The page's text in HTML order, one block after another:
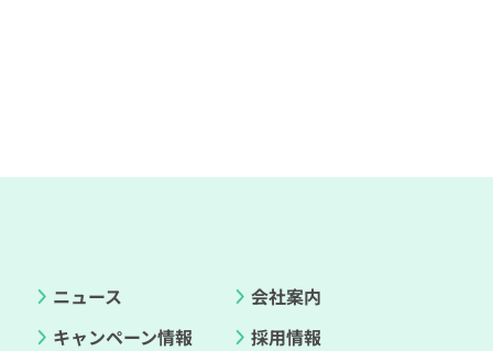
ニュース
キャンペーン情報
会社案内
採用情報